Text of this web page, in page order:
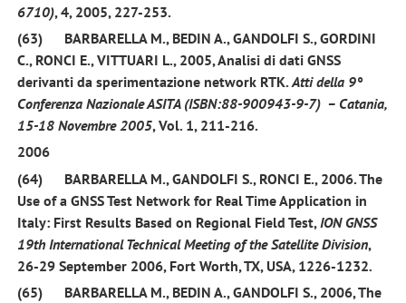
6710), 4, 2005, 227-253.
(63)
BARBARELLA M., BEDIN A., GANDOLFI S., GORDINI
C., RONCI E., VITTUARI L., 2005, Analisi di dati GNSS
derivanti da sperimentazione network RTK. Atti della 9°
Conferenza Nazionale ASITA (ISBN:88-900943-9-7) – Catania,
15-18 Novembre 2005, Vol. 1, 211-216.
2006
(64)
BARBARELLA M., GANDOLFI S.,RONCI E., 2006.The
Use of a GNSS Test Network for Real Time Application in
Italy: First Results Based on Regional Field Test, ION GNSS
19th International Technical Meeting of the Satellite Division,
26-29 September 2006, Fort Worth, TX, USA, 1226-1232.
(65)
BARBARELLA M., BEDIN A., GANDOLFI S., 2006,The